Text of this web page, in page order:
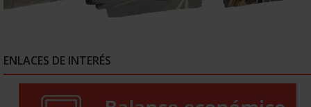
ENLACES DE INTERÉS